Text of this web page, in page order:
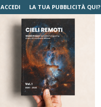
ACCEDI LA TUA PUBBLICITÀ QUI?